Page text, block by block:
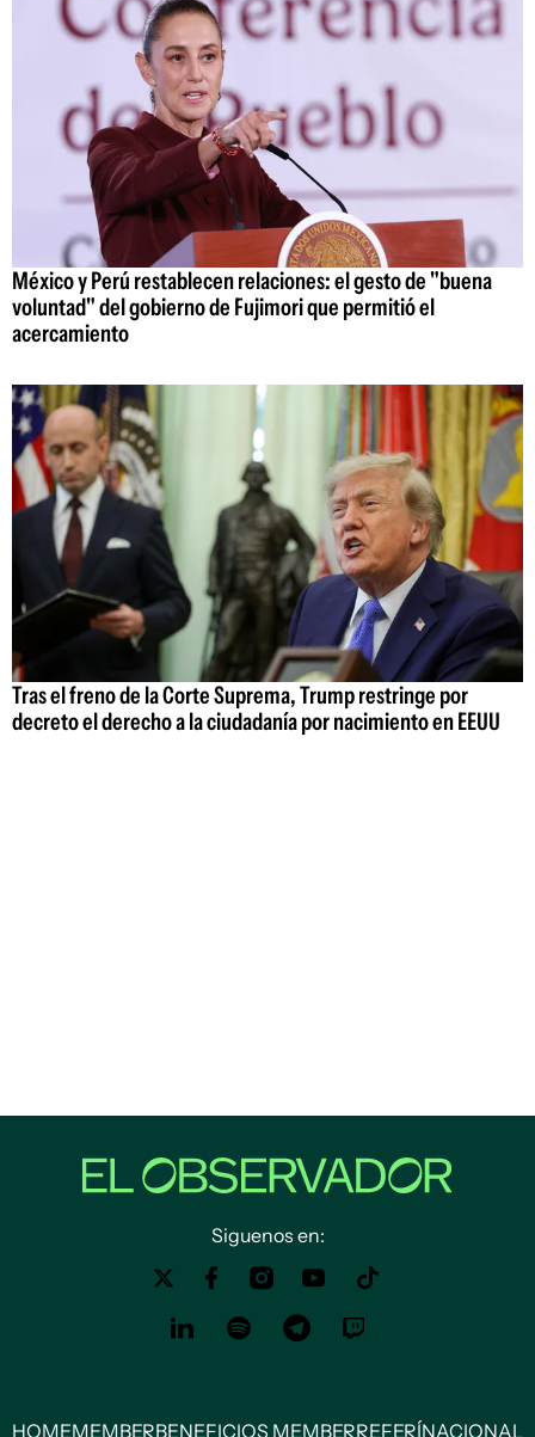
México y Perú restablecen relaciones: el gesto de "buena
voluntad" del gobierno de Fujimori que permitió el
acercamiento
Tras el freno de la Corte Suprema, Trump restringe por
decreto el derecho a la ciudadanía por nacimiento en EEUU
Siguenos en:
HOMEMEMBERBENEFICIOS MEMBERREFERÍNACIONAL